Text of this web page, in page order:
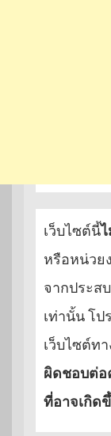
เว็บไซต์นี้
หรือหน่วย
จากประส
เท่านั้น โ
เว็บไซต์ท
ผิดชอบต่อ
ที่อาจเกิด